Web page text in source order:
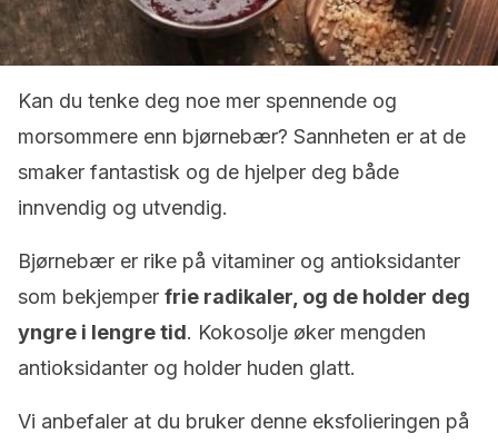
Kan du tenke deg noe mer spennende og
morsommere enn bjørnebær? Sannheten er at de
smaker fantastisk og de hjelper deg både
innvendig og utvendig.
Bjørnebær er rike på vitaminer og antioksidanter
som bekjemper frie radikaler, og de holder deg
yngre i lengre tid. Kokosolje øker mengden
antioksidanter og holder huden glatt.
Vi anbefaler at du bruker denne eksfolieringen på